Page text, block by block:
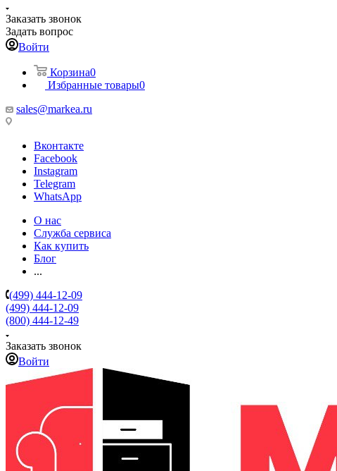
Заказать звонок
Задать вопрос
Войти
Корзина0
Избранные товары0
sales@markea.ru
Вконтакте
Facebook
Instagram
Telegram
WhatsApp
О нас
Служба сервиса
Как купить
Блог
...
(499) 444-12-09
(499) 444-12-09
(800) 444-12-49
Заказать звонок
Войти